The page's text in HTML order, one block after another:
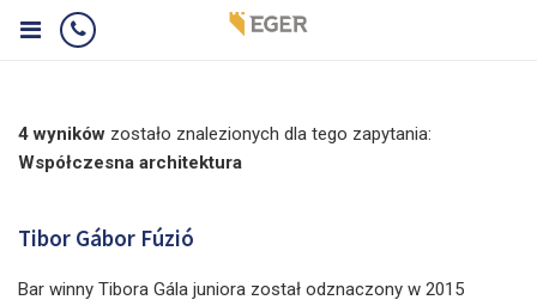
4 wyników zostało znalezionych dla tego zapytania:
Współczesna architektura
Tibor Gábor Fúzió
Bar winny Tibora Gála juniora został odznaczony w 2015